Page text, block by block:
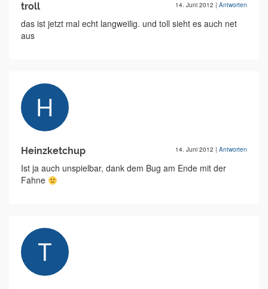
troll 14. Juni 2012 | Antworten
das ist jetzt mal echt langweilig. und toll sieht es auch net
aus
Heinzketchup 14. Juni 2012 | Antworten
Ist ja auch unspielbar, dank dem Bug am Ende mit der
Fahne